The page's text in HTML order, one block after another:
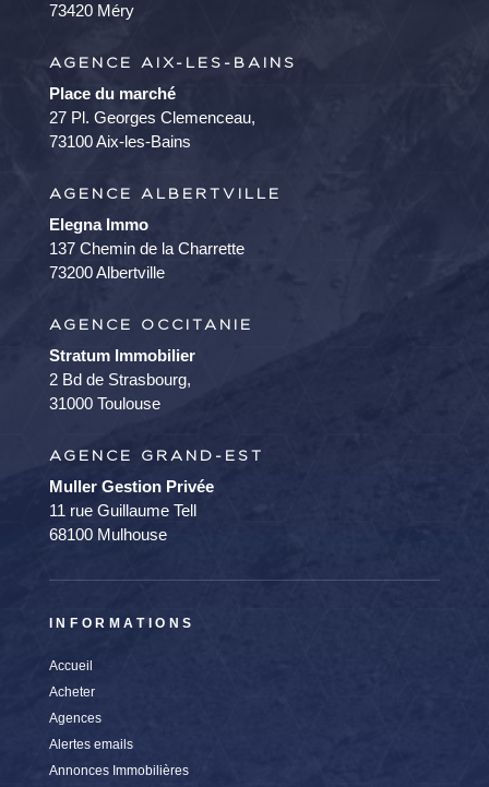
73420 Méry
AGENCE AIX-LES-BAINS
Place du marché
27 Pl. Georges Clemenceau,
73100 Aix-les-Bains
AGENCE ALBERTVILLE
Elegna Immo
137 Chemin de la Charrette
73200 Albertville
AGENCE OCCITANIE
Stratum Immobilier
2 Bd de Strasbourg,
31000 Toulouse
AGENCE GRAND-EST
Muller Gestion Privée
11 rue Guillaume Tell
68100 Mulhouse
INFORMATIONS
Accueil
Acheter
Agences
Alertes emails
Annonces Immobilières